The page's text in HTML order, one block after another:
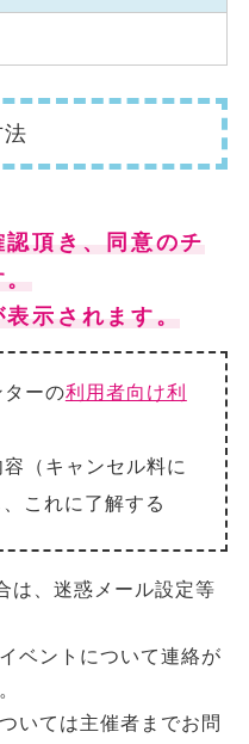
頂き、同意のチ
。
示されます。
ーの利用者向け利
（キャンセル料に
これに了解する
は、迷惑メール設定等
ベントについて連絡が
いては主催者までお問